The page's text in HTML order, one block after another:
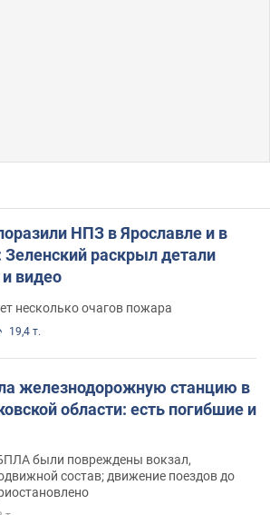
НПЗ в Ярославле и в
Зеленский раскрыл детали
видео
несколько очагов пожара
19,4 т.
железнодорожную станцию в
области: есть погибшие и
были повреждены вокзал,
состав; движение поездов до